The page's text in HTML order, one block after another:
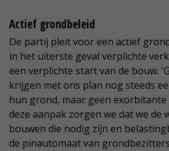
Actief grondbeleid
De partij pleit voor een actief
in het uiterste geval verplichte
een verplichte start van de bouw.
krijgen met ons plan nog steeds
hun grond, maar geen
deze aanpak zorgen we dat we de
bouwen die nodig zijn en
de pinautomaat van